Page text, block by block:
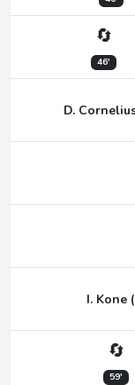
🔄
46'
D.
I. Kone
🔄
59'